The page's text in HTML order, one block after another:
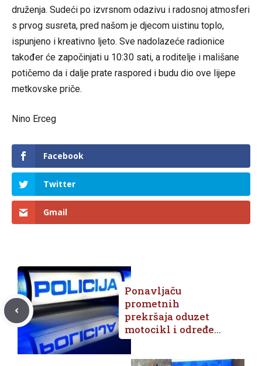
druženja. Sudeći po izvrsnom odazivu i radosnoj atmosferi
s prvog susreta, pred našom je djecom uistinu toplo,
ispunjeno i kreativno ljeto. Sve nadolazeće radionice
također će započinjati u 10:30 sati, a roditelje i mališane
potičemo da i dalje prate raspored i budu dio ove lijepe
metkovske priče.
Nino Erceg
Facebook
Twitter
Gmail
Ponavljaču
prometnih
prekršaja oduzet
motocikl i određen
zatvor